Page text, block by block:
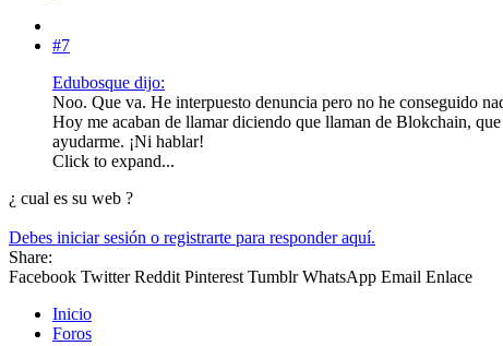
#7
Edubosque dijo:
Noo. Que va. He interpuesto denuncia pero no he conseguido
Hoy me acaban de llamar diciendo que llaman de Blokchain,
ayudarme. ¡Ni hablar!
Click to expand...
¿ cual es su web ?
Debes iniciar sesión o registrarte para responder aquí.
Share:
Facebook Twitter Reddit Pinterest Tumblr WhatsApp Email Enlace
Inicio
Foros